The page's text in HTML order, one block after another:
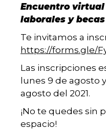
Encuentro
laborales y
Te invitamos a
https://forms.gle/
Las inscripciones
lunes 9 de agosto
agosto del 2021.
¡No te quedes sin
espacio!